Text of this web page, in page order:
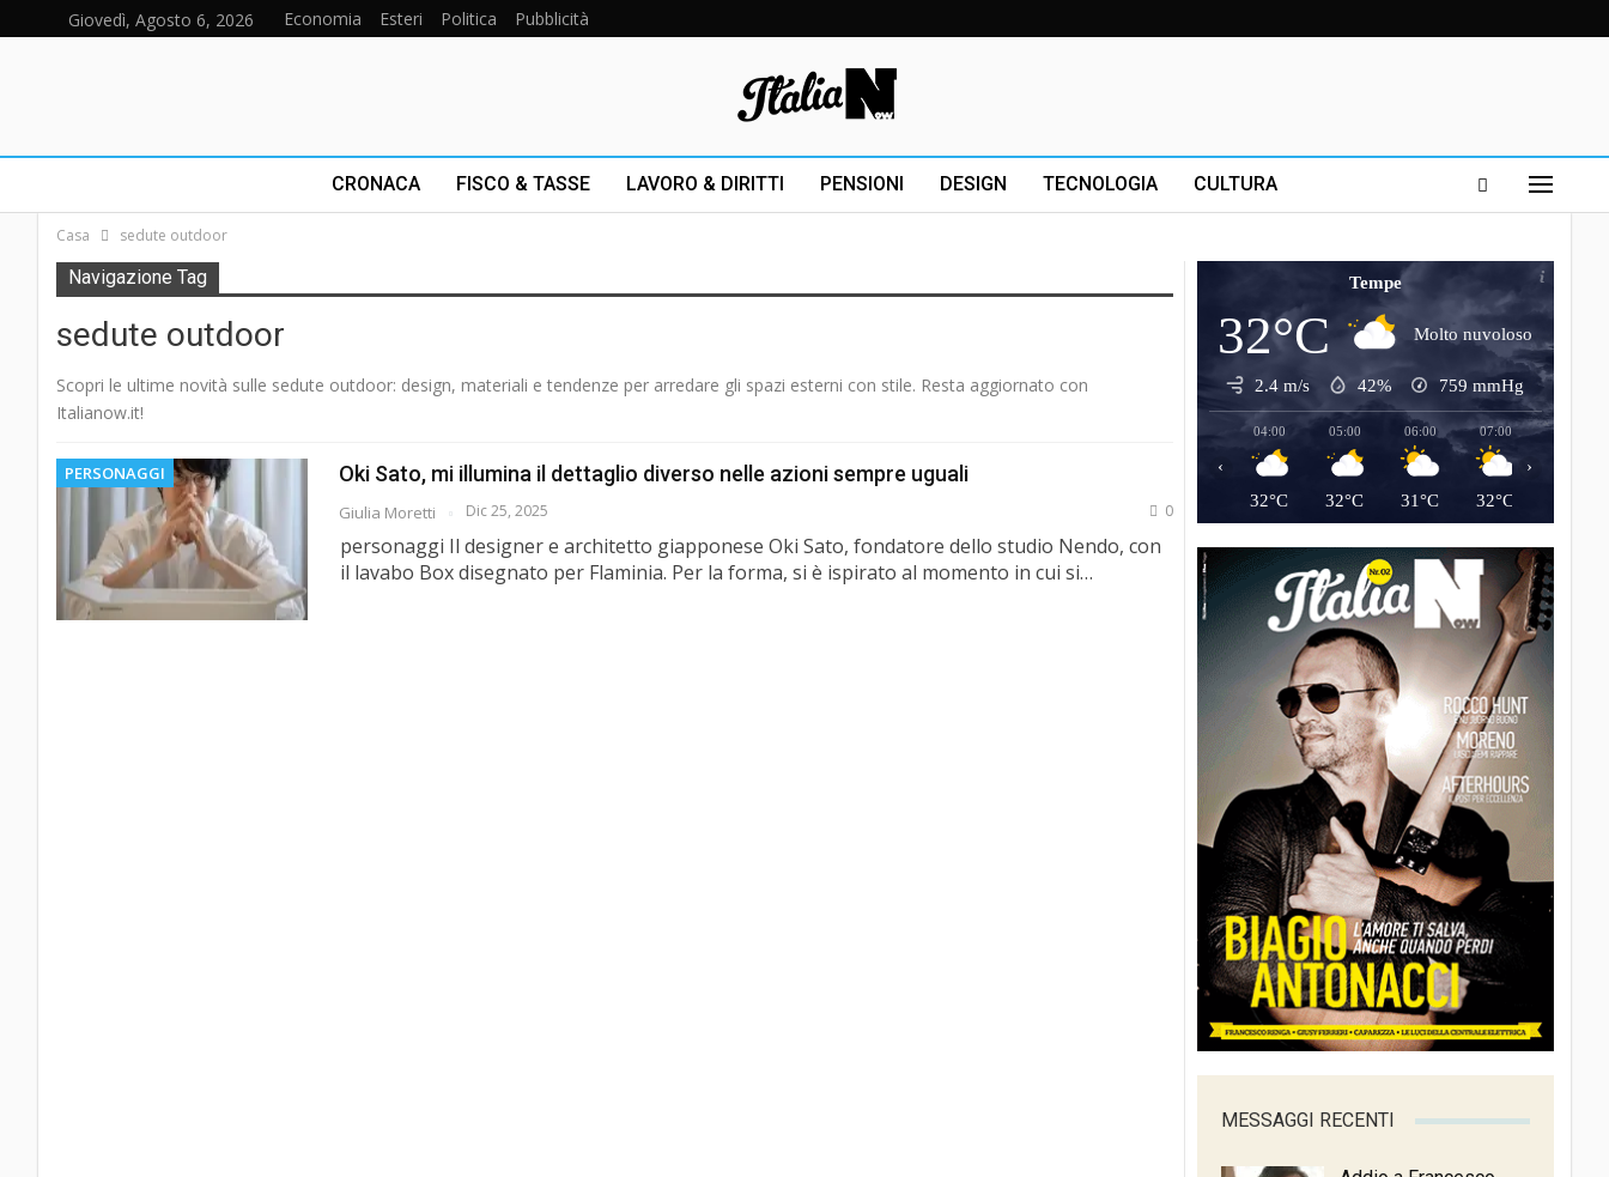
Giovedì, Agosto 6, 2026 Economia Esteri Politica Pubblicità
CRONACA FISCO & TASSE LAVORO & DIRITTI PENSIONI DESIGN TECNOLOGIA CULTURA
Casa sedute outdoor
Navigazione Tag
sedute outdoor
Scopri le ultime novità sulle sedute outdoor: design, materiali e tendenze per arredare gli spazi esterni con stile. Resta aggiornato con
Italianow.it!
PERSONAGGI Oki Sato, mi illumina il dettaglio diverso nelle azioni sempre uguali
Giulia Moretti Dic 25, 2025 0
personaggi Il designer e architetto giapponese Oki Sato, fondatore dello studio Nendo, con
il lavabo Box disegnato per Flaminia. Per la forma, si è ispirato al momento in cui si…
Tempe
32°C Molto nuvoloso
2.4 m/s 42% 759 mmHg
04:00
32°C
05:00
32°C
06:00
31°C
07:00
32°C
‹ ›
MESSAGGI RECENTI